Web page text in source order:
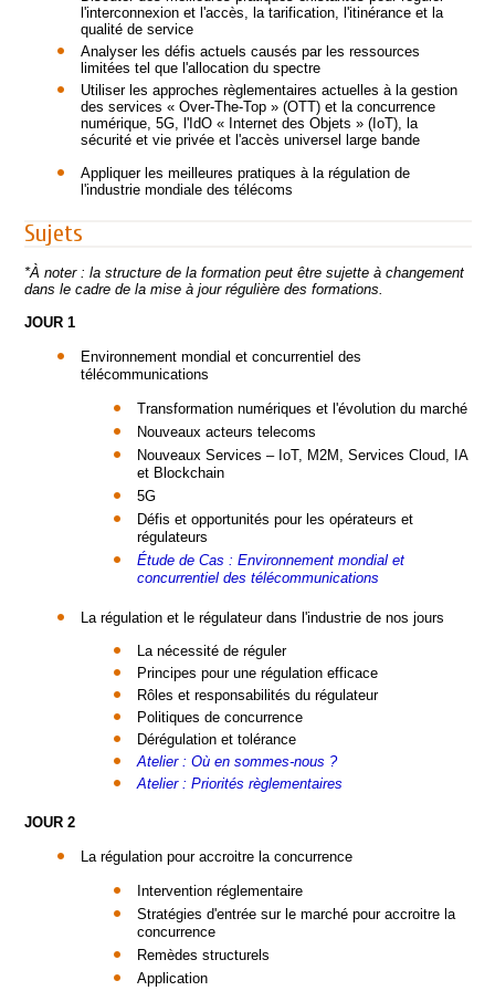
l'interconnexion et l'accès, la tarification, l'itinérance et la
qualité de service
Analyser les défis actuels causés par les ressources
limitées tel que l'allocation du spectre
Utiliser les approches règlementaires actuelles à la gestion
des services « Over-The-Top » (OTT) et la concurrence
numérique, 5G, l'IdO « Internet des Objets » (IoT), la
sécurité et vie privée et l'accès universel large bande
Appliquer les meilleures pratiques à la régulation de
l'industrie mondiale des télécoms
Sujets
*À noter : la structure de la formation peut être sujette à changement
dans le cadre de la mise à jour régulière des formations.
JOUR 1
Environnement mondial et concurrentiel des
télécommunications
Transformation numériques et l'évolution du marché
Nouveaux acteurs telecoms
Nouveaux Services – IoT, M2M, Services Cloud, IA
et Blockchain
5G
Défis et opportunités pour les opérateurs et
régulateurs
Étude de Cas : Environnement mondial et
concurrentiel des télécommunications
La régulation et le régulateur dans l'industrie de nos jours
La nécessité de réguler
Principes pour une régulation efficace
Rôles et responsabilités du régulateur
Politiques de concurrence
Dérégulation et tolérance
Atelier : Où en sommes-nous ?
Atelier : Priorités règlementaires
JOUR 2
La régulation pour accroitre la concurrence
Intervention réglementaire
Stratégies d'entrée sur le marché pour accroitre la
concurrence
Remèdes structurels
Application